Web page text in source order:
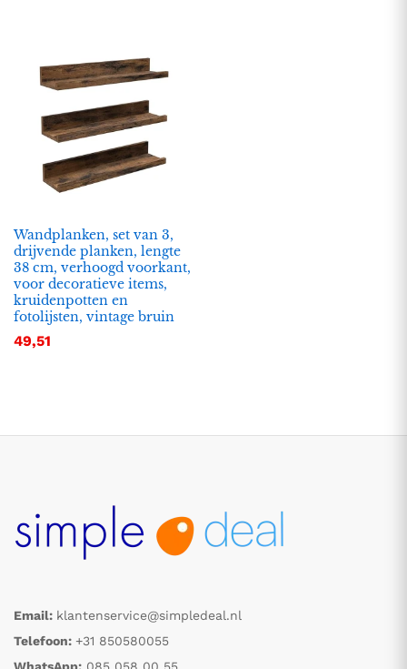
Wandplanken, set van 3,
drijvende planken, lengte
38 cm, verhoogd voorkant,
voor decoratieve items,
kruidenpotten en
fotolijsten, vintage bruin
49,51
Email: klantenservice@simpledeal.nl
Telefoon: +31 850580055